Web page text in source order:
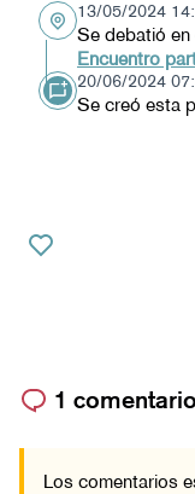
13/05/2024
Se debatió
Encuentro
20/06/2024
Se creó esta
1 comentario
Los comentarios